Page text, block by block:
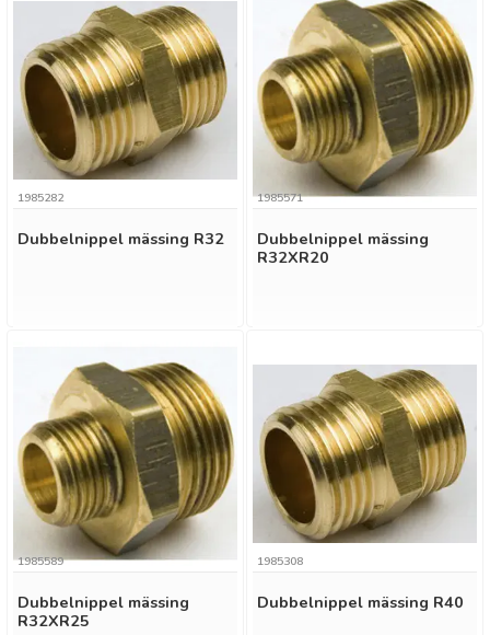
Dubbelnippel mässing R32
1985282
Dubbelnippel mässing
R32XR20
1985571
Dubbelnippel mässing
R32XR25
1985589
Dubbelnippel mässing R40
1985308